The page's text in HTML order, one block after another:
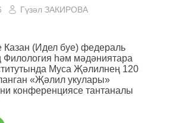
Гүзәл ЗАКИРОВА
Казан (Идел буе) федераль
Филология һәм мәдәниятара
Муса Җәлилнең 120
«Җәлил укулары»
конференциясе тантаналы